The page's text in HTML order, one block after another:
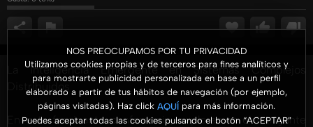
NOS PREOCUPAMOS POR TU PRIVACIDAD
Utilizamos cookies propias y de terceros para fines analíticos y
para mostrarte publicidad personalizada en base a un perfil
elaborado a partir de tus hábitos de navegación (por ejemplo,
páginas visitadas). Haz click AQUÍ para más información.
Puedes aceptar todas las cookies pulsando el botón “ACEPTAR”
La Inteligencia Emergente en Sistemas Complejos
Distribuidos
En esta fascinante conferencia, exploramos el intrigante